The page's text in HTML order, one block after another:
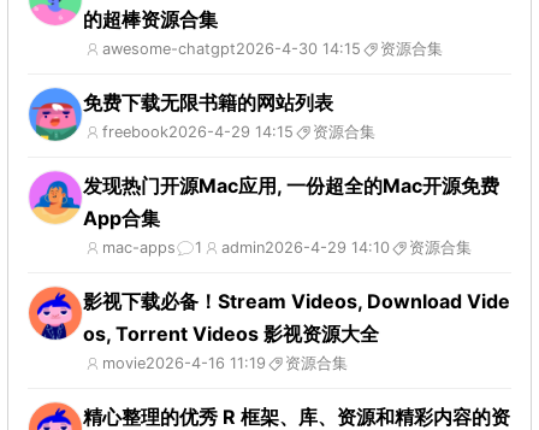
的超棒资源合集
awesome-chatgpt2026-4-30 14:15 资源合集
免费下载无限书籍的网站列表
freebook2026-4-29 14:15 资源合集
发现热门开源Mac应用, 一份超全的Mac开源免费
App合集
mac-apps 1 admin2026-4-29 14:10 资源合集
影视下载必备！Stream Videos, Download Vide
os, Torrent Videos 影视资源大全
movie2026-4-16 11:19 资源合集
精心整理的优秀 R 框架、库、资源和精彩内容的资